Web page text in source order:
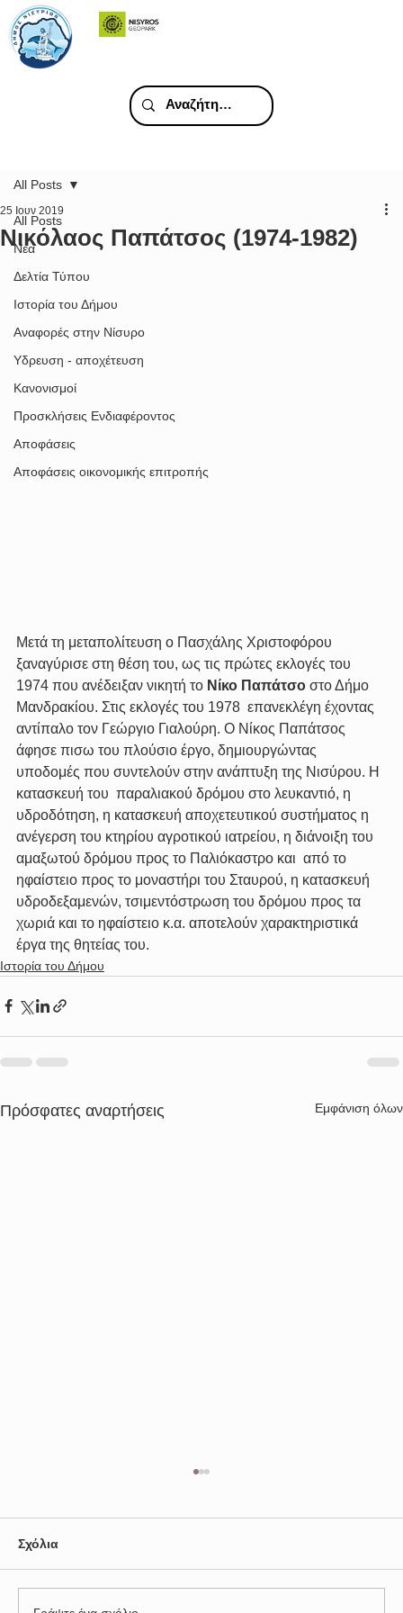
All Posts
Νέα
Δελτία Τύπου
Ιστορία του Δήμου
Αναφορές στην Νίσυρο
Υδρευση - αποχέτευση
Κανονισμοί
Προσκλήσεις Ενδιαφέροντος
Αποφάσεις
Αποφάσεις οικονομικής επιτροπής
All Posts
Νικόλαος Παπάτσος (1974-1982)
25 Ιουν 2019
Μετά τη μεταπολίτευση ο Πασχάλης Χριστοφόρου
ξαναγύρισε στη θέση του, ως τις πρώτες εκλογές του
1974 που ανέδειξαν νικητή το Νίκο Παπάτσο στο Δήμο
Μανδρακίου. Στις εκλογές του 1978  επανεκλέγη έχοντας
αντίπαλο τον Γεώργιο Γιαλούρη. Ο Νίκος Παπάτσος
άφησε πισω του πλούσιο έργο, δημιουργώντας
υποδομές που συντελούν στην ανάπτυξη της Νισύρου. Η
κατασκευή του  παραλιακού δρόμου στο λευκαντιό, η
υδροδότηση, η κατασκευή αποχετευτικού συστήματος η
ανέγερση του κτηρίου αγροτικού ιατρείου, η διάνοιξη του
αμαξωτού δρόμου προς το Παλιόκαστρο και  από το
ηφαίστειο προς το μοναστήρι του Σταυρού, η κατασκευή
υδροδεξαμενών, τσιμεντόστρωση του δρόμου προς τα
χωριά και το ηφαίστειο κ.α. αποτελούν χαρακτηριστικά
έργα της θητείας του.
Ιστορία του Δήμου
Πρόσφατες αναρτήσεις Εμφάνιση όλων
‘Από τα πρώτα χρόνια της Τουρκοκρατίας
δημιουργήθηκε το διοικητικό όργανο της
Σχόλια